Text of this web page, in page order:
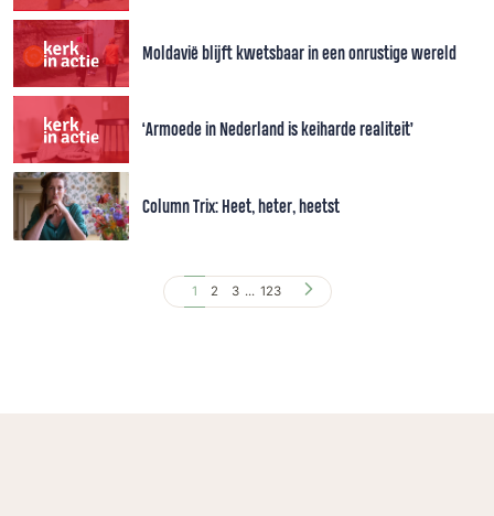
Moldavië blijft kwetsbaar in een onrustige wereld
‘Armoede in Nederland is keiharde realiteit’
Column Trix: Heet, heter, heetst
1 2 3 ... 123